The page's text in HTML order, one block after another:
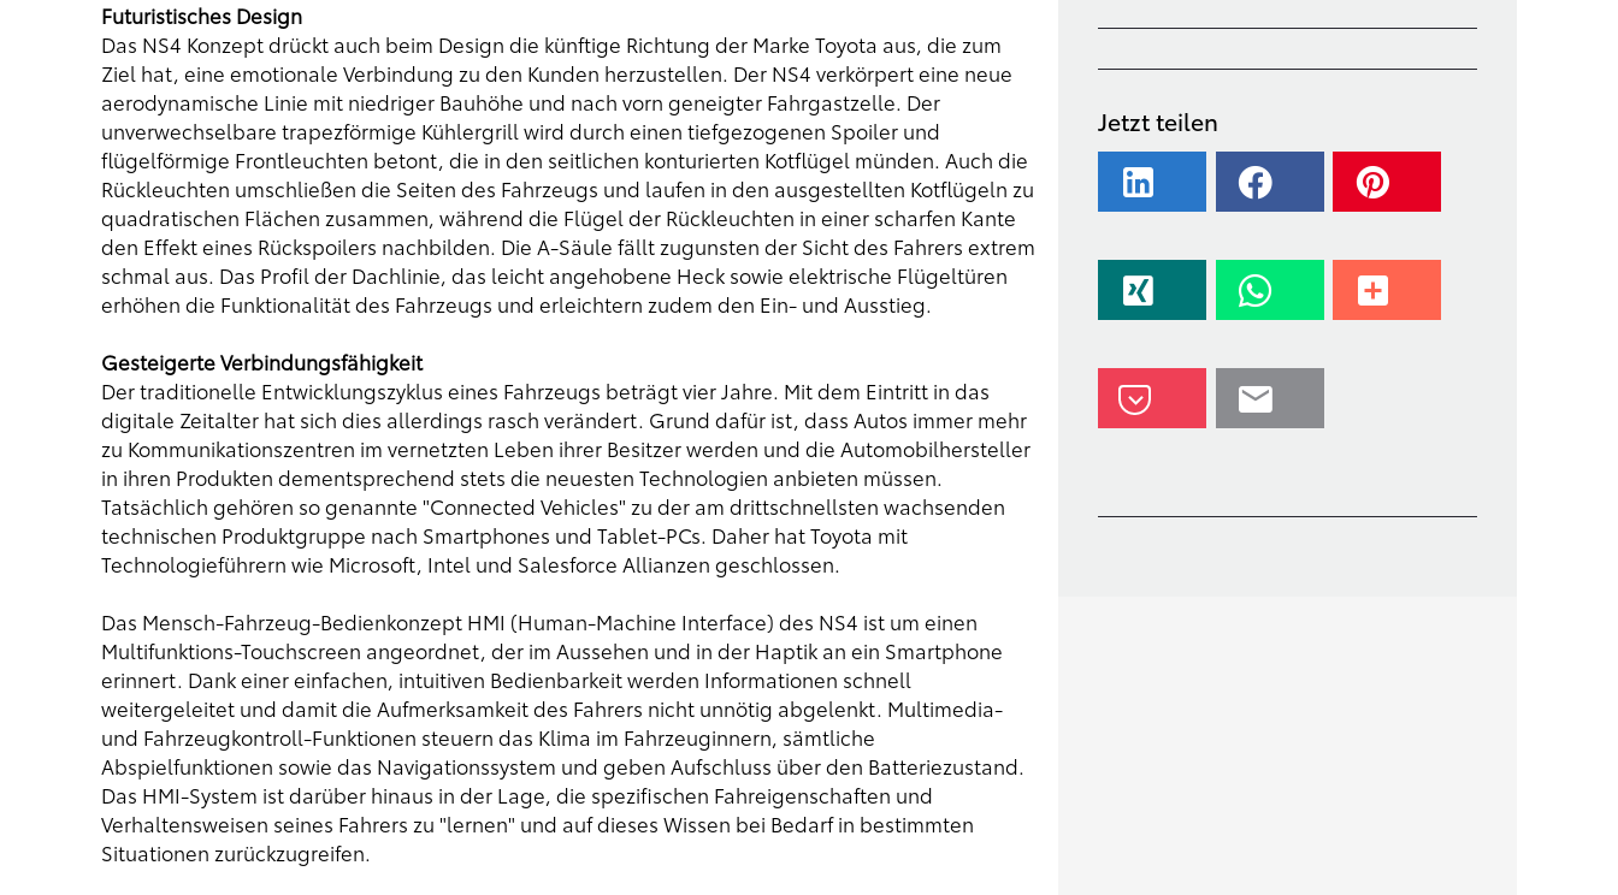
Futuristisches Design
Das NS4 Konzept drückt auch beim Design die künftige Richtung der Marke Toyota aus, die zum
Ziel hat, eine emotionale Verbindung zu den Kunden herzustellen. Der NS4 verkörpert eine neue
aerodynamische Linie mit niedriger Bauhöhe und nach vorn geneigter Fahrgastzelle. Der
unverwechselbare trapezförmige Kühlergrill wird durch einen tiefgezogenen Spoiler und
flügelförmige Frontleuchten betont, die in den seitlichen konturierten Kotflügel münden. Auch die
Rückleuchten umschließen die Seiten des Fahrzeugs und laufen in den ausgestellten Kotflügeln zu
quadratischen Flächen zusammen, während die Flügel der Rückleuchten in einer scharfen Kante
den Effekt eines Rückspoilers nachbilden. Die A-Säule fällt zugunsten der Sicht des Fahrers extrem
schmal aus. Das Profil der Dachlinie, das leicht angehobene Heck sowie elektrische Flügeltüren
erhöhen die Funktionalität des Fahrzeugs und erleichtern zudem den Ein- und Ausstieg.
Gesteigerte Verbindungsfähigkeit
Der traditionelle Entwicklungszyklus eines Fahrzeugs beträgt vier Jahre. Mit dem Eintritt in das
digitale Zeitalter hat sich dies allerdings rasch verändert. Grund dafür ist, dass Autos immer mehr
zu Kommunikationszentren im vernetzten Leben ihrer Besitzer werden und die Automobilhersteller
in ihren Produkten dementsprechend stets die neuesten Technologien anbieten müssen.
Tatsächlich gehören so genannte "Connected Vehicles" zu der am drittschnellsten wachsenden
technischen Produktgruppe nach Smartphones und Tablet-PCs. Daher hat Toyota mit
Technologieführern wie Microsoft, Intel und Salesforce Allianzen geschlossen.
Das Mensch-Fahrzeug-Bedienkonzept HMI (Human-Machine Interface) des NS4 ist um einen
Multifunktions-Touchscreen angeordnet, der im Aussehen und in der Haptik an ein Smartphone
erinnert. Dank einer einfachen, intuitiven Bedienbarkeit werden Informationen schnell
weitergeleitet und damit die Aufmerksamkeit des Fahrers nicht unnötig abgelenkt. Multimedia-
und Fahrzeugkontroll-Funktionen steuern das Klima im Fahrzeuginnern, sämtliche
Abspielfunktionen sowie das Navigationssystem und geben Aufschluss über den Batteriezustand.
Das HMI-System ist darüber hinaus in der Lage, die spezifischen Fahreigenschaften und
Verhaltensweisen seines Fahrers zu "lernen" und auf dieses Wissen bei Bedarf in bestimmten
Situationen zurückzugreifen.
Jetzt teilen